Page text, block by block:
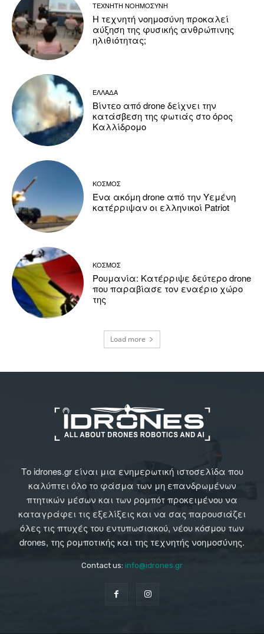
ΤΕΧΝΗΤΗ ΝΟΗΜΟΣΥΝΗ
Η τεχνητή νοημοσύνη προκαλεί
αύξηση της φυσικής ανθρώπινης
ηλιθιότητας;
ΕΛΛΑΔΑ
Βίντεο από drone δείχνει την
κατάσβεση της φωτιάς στο όρος
Καλλίδρομο
ΚΟΣΜΟΣ
Ένα ακόμη drone από την Υεμένη
κατέρριψαν οι ελληνικοί Patriot
ΚΟΣΜΟΣ
Ρουμανία: Κατέρριψε δεύτερο drone
που παραβίασε τον εναέριο χώρο
της
Load more
Το idrones.gr είναι μια ενημερωτική ιστοσελίδα που
καλύπτει όλο το φάσμα των μη επανδρωμένων
πτητικών μέσων και των ρομπότ προκειμένου να
καταγράφει τις εξελίξεις και να σας παρουσιάζει
όλες τις πτυχές του εντυπωσιακού, νέου κόσμου των
drones, της ρομποτικής και της τεχνητής νοημοσύνης.
Contact us: info@idrones.gr